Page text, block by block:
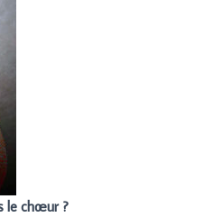
le chœur ?